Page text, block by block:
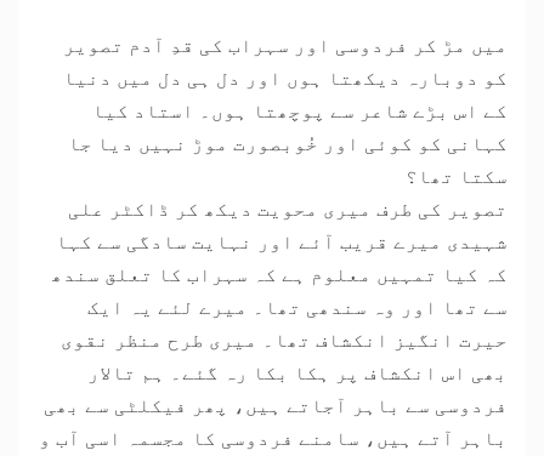
میں مڑ کر فردوسی اور سہراب کی قدِ آدم تصویر
کو دوبارہ دیکھتا ہوں اور دل ہی دل میں دنیا
کے اس بڑے شاعر سے پوچھتا ہوں۔ استاد کیا
کہانی کو کوئی اور خُوبصورت موڑ نہیں دیا جا
سکتا تھا؟
تصویر کی طرف میری محویت دیکھ کر ڈاکٹر علی
شہیدی میرے قریب آئے اور نہایت سادگی سے کہا
کہ کیا تمہیں معلوم ہے کہ سہراب کا تعلق سندھ
سے تھا اور وہ سندھی تھا۔ میرے لئے یہ ایک
حیرت انگیز انکشاف تھا۔ میری طرح منظر نقوی
بھی اس انکشاف پر ہکا بکا رہ گئے۔ ہم تالار
فردوسی سے باہر آجاتے ہیں، پھر فیکلٹی سے بھی
باہر آتے ہیں، سامنے فردوسی کا مجسمہ اسی آب و